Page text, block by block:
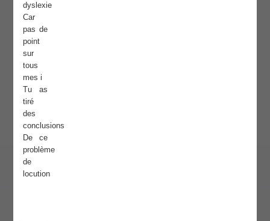
dyslexie
Car
pas de
point
sur
tous
mes i
Tu as
tiré
des
conclusions
De ce
problème
de
locution